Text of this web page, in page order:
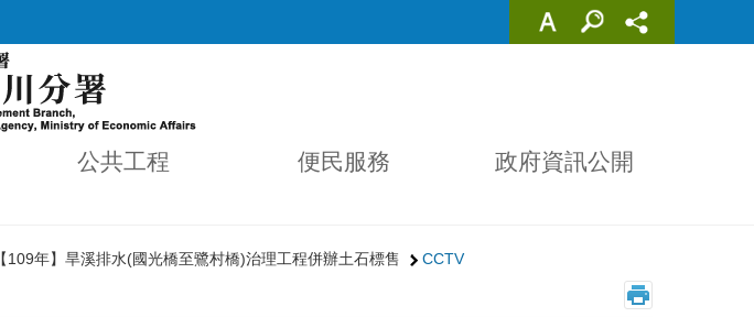
公共工程 便民服務
政府資訊公開
【109年】旱溪排水(國光橋至鷺村橋)治理工程併辦土石標售 CCTV